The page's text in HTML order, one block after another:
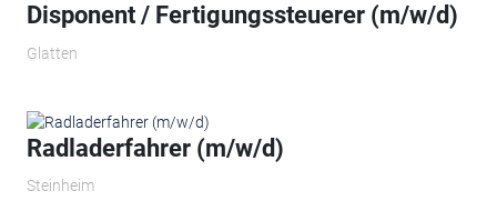
Disponent / Fertigungssteuerer (m/w/d)
Glatten
Radladerfahrer (m/w/d)
Steinheim